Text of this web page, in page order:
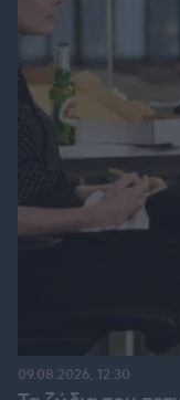
09.08.2026, 12:30